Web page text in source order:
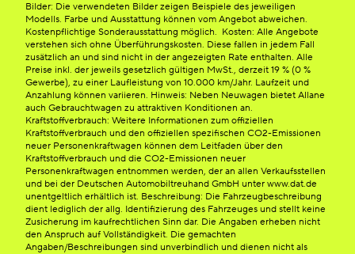
Bilder: Die verwendeten Bilder zeigen Beispiele des jeweiligen
Modells. Farbe und Ausstattung können vom Angebot abweichen.
Kostenpflichtige Sonderausstattung möglich. Kosten: Alle Angebote
verstehen sich ohne Überführungskosten. Diese fallen in jedem Fall
zusätzlich an und sind nicht in der angezeigten Rate enthalten. Alle
Preise inkl. der jeweils gesetzlich gültigen MwSt., derzeit 19 % (0 %
Gewerbe), zu einer Laufleistung von 10.000 km/Jahr. Laufzeit und
Anzahlung können variieren. Hinweis: Neben Neuwagen bietet Allane
auch Gebrauchtwagen zu attraktiven Konditionen an.
Kraftstoffverbrauch: Weitere Informationen zum offiziellen
Kraftstoffverbrauch und den offiziellen spezifischen CO2-Emissionen
neuer Personenkraftwagen können dem Leitfaden über den
Kraftstoffverbrauch und die CO2-Emissionen neuer
Personenkraftwagen entnommen werden, der an allen Verkaufsstellen
und bei der Deutschen Automobiltreuhand GmbH unter www.dat.de
unentgeltlich erhältlich ist. Beschreibung: Die Fahrzeugbeschreibung
dient lediglich der allg. Identifizierung des Fahrzeuges und stellt keine
Zusicherung im kaufrechtlichen Sinn dar. Die Angaben erheben nicht
den Anspruch auf Vollständigkeit. Die gemachten
Angaben/Beschreibungen sind unverbindlich und dienen nicht als